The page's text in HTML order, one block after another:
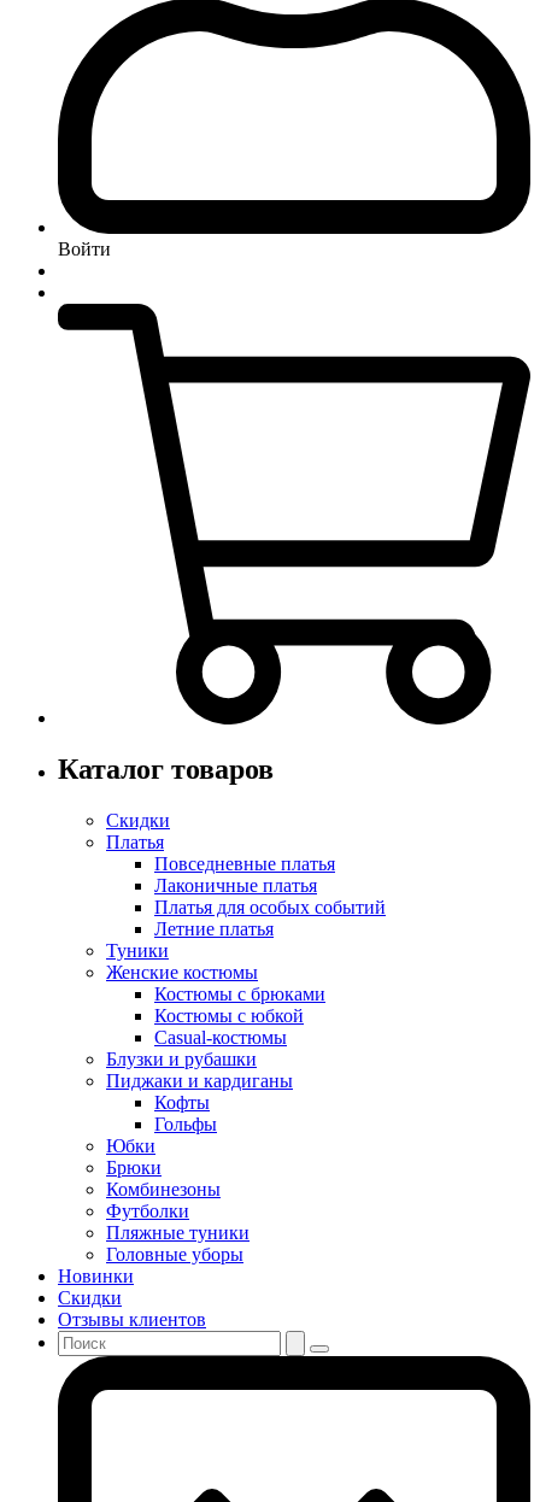
Войти
Каталог товаров
Скидки
Платья
Повседневные платья
Лаконичные платья
Платья для особых событий
Летние платья
Туники
Женские костюмы
Костюмы с брюками
Костюмы с юбкой
Casual-костюмы
Блузки и рубашки
Пиджаки и кардиганы
Кофты
Гольфы
Юбки
Брюки
Комбинезоны
Футболки
Пляжные туники
Головные уборы
Новинки
Скидки
Отзывы клиентов